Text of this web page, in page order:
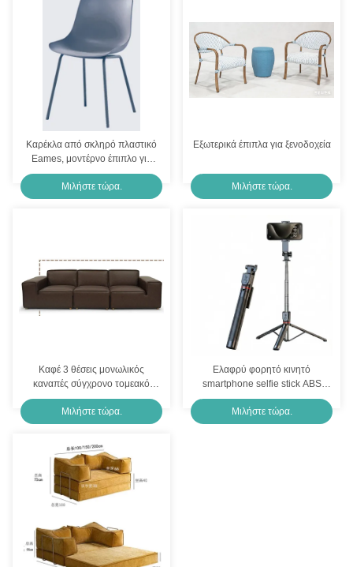
Ράταν Garden Hotel Εξωτερικά έπιπλα Κρέμασα καλάθι Κρέμασε καρέκλα σε σχήμα αυγού
Μεταλλικό πλαίσιο ξενοδοχείο εξωτερικά έπιπλα Θέμα τραπεζιού 3 κομμάτια Για κήπους Πάρτιους
σχήμα ψεκασμού Κεραμικό μπολ Κεραμικά επιτραπέζια σκεύη για οικογενειακά ξενοδοχεία, κατασκευασμένα από υψηλής ποιότητας κεραμικά, μοντέρνα οικιακά είδη
Καρέκλα από σκληρό πλαστικό
Eames, μοντέρνο έπιπλο για
κουζίνα, ροζ, λευκό, γκρι, μπλε
Μιλήστε τώρα.
Εξωτερικά έπιπλα για ξενοδοχεία
Μιλήστε τώρα.
Καφέ 3 θέσεις μονωλικός
καναπές σύγχρονο τομεακό
έπιπλο εξατομικευμένο
Μιλήστε τώρα.
Ελαφρύ φορητό κινητό
smartphone selfie stick ABS
ανοξείδωτο ατσάλι για ταξίδια
Μιλήστε τώρα.